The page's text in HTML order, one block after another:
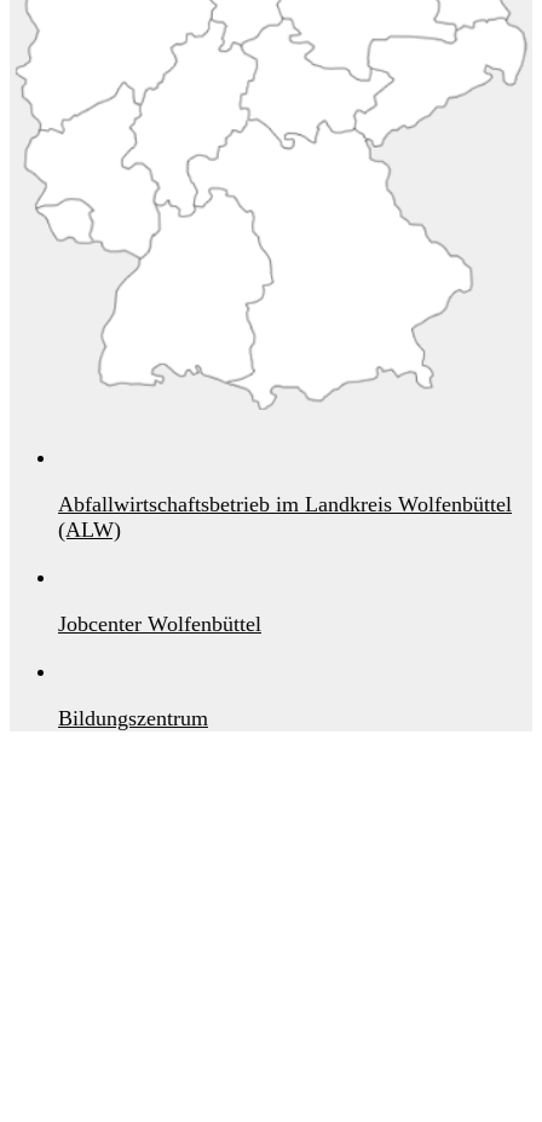
Abfallwirtschaftsbetrieb im Landkreis Wolfenbüttel
(ALW)
Jobcenter Wolfenbüttel
Bildungszentrum